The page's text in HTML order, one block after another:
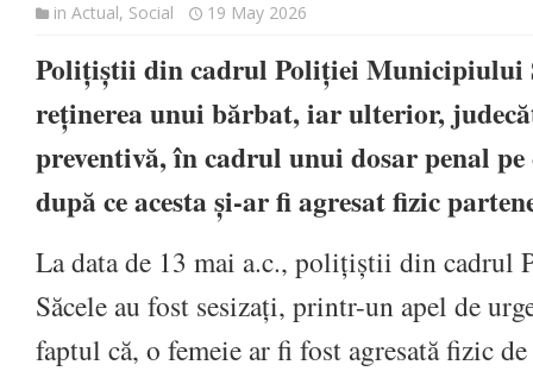
in Actual, Social 19 May 2026
Polițiștii din cadrul Poliției Municipiului
reținerea unui bărbat, iar ulterior,
preventivă, în cadrul unui dosar penal
după ce acesta și-ar fi agresat fizic
La data de 13 mai a.c., polițiștii din
Săcele au fost sesizați, printr-un apel de
faptul că, o femeie ar fi fost agresată fizic